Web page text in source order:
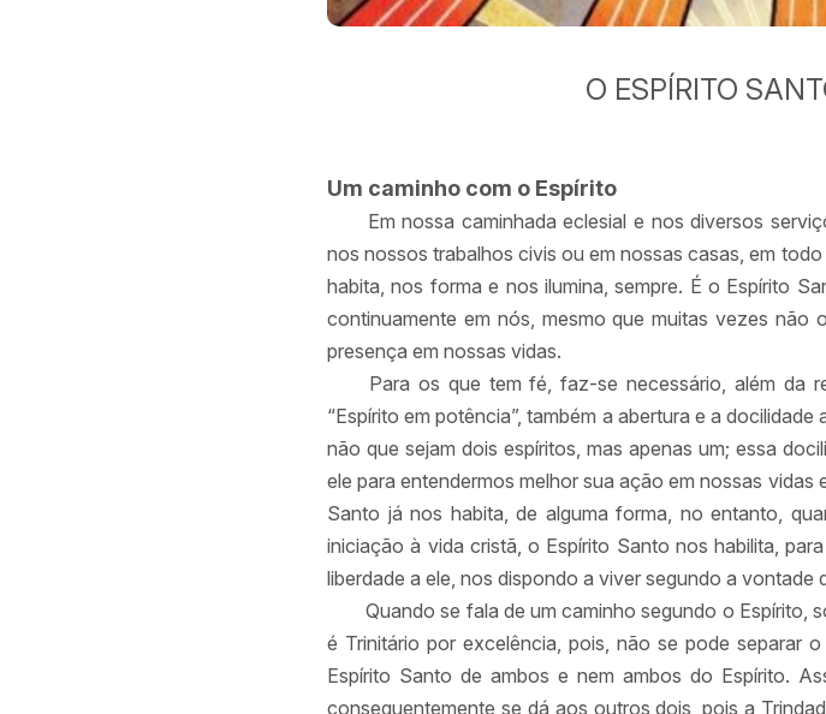
O ESPÍRITO
Um caminho com o Espírito
Em nossa caminhada eclesial e nos diversos
nos nossos trabalhos civis ou em nossas casas, em
habita, nos forma e nos ilumina, sempre. É o Espírito
continuamente em nós, mesmo que muitas vezes
presença em nossas vidas.
Para os que tem fé, faz-se necessário, além da
“Espírito em potência”, também a abertura e a
não que sejam dois espíritos, mas apenas um; essa
ele para entendermos melhor sua ação em nossas
Santo já nos habita, de alguma forma, no entanto,
iniciação à vida cristã, o Espírito Santo nos habilita,
liberdade a ele, nos dispondo a viver segundo a vontade
Quando se fala de um caminho segundo o Espírito,
é Trinitário por excelência, pois, não se pode separar
Espírito Santo de ambos e nem ambos do Espírito.
consequentemente se dá aos outros dois, pois a